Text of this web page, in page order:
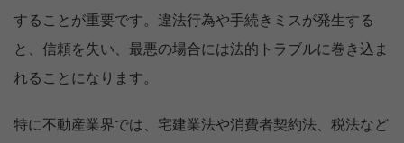
することが重要です。違法行為や手続きミスが発生する
と、信頼を失い、最悪の場合には法的トラブルに巻き込ま
れることになります。
特に不動産業界では、宅建業法や消費者契約法、税法など